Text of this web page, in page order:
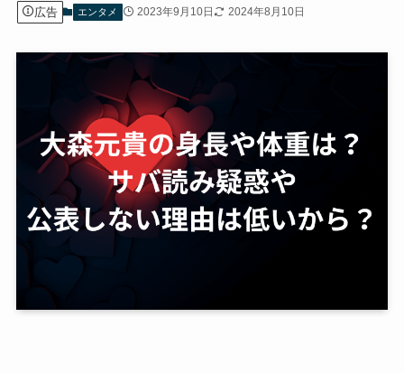
広告 エンタメ 2023年9月10日 2024年8月10日